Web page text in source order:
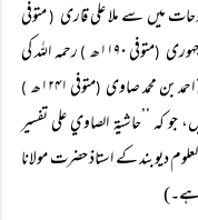
میں سے ملا علی قاری (متوفی
(متوفی ۱۱۹۰ھ ) رحمہ اللہ کی
بن محمد صاوی (متوفی ۱۲۴۱ھ )
جو کہ ’’حاشیۃ الصاوي علی تفسیر
دیوبند کے استاذ حضرت مولانا
ہے۔)